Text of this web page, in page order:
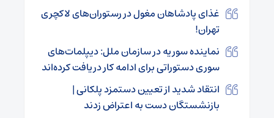
غذای پادشاهان مغول در رستوران‌های لاکچری
تهران!
نماینده سوریه در سازمان ملل: دیپلمات‌های
سوری دستوراتی برای ادامه کار دریافت کرده‌اند
انتقاد شدید از تعیین دستمزد پلکانی |
بازنشستگان دست به اعتراض زدند